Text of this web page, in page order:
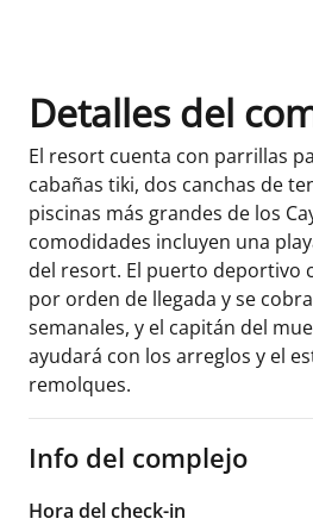
Detalles del
El resort cuenta con parrillas
cabañas tiki, dos canchas de
piscinas más grandes de los
comodidades incluyen una
del resort. El puerto deportivo
por orden de llegada y se
semanales, y el capitán del
ayudará con los arreglos y el
remolques.
Info del complejo
Hora del check-in